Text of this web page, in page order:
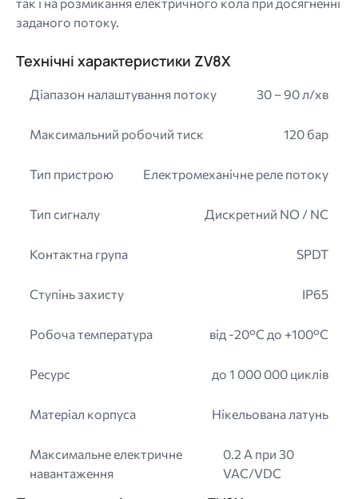
так і на розмикання електричного кола при досягненні
заданого потоку.
Технічні характеристики ZV8X
Діапазон налаштування потоку 30 – 90 л/хв
Максимальний робочий тиск 120 бар
Тип пристрою Електромеханічне реле потоку
Тип сигналу Дискретний NO / NC
Контактна група SPDT
Ступінь захисту IP65
Робоча температура від -20°C до +100°C
Ресурс до 1 000 000 циклів
Матеріал корпуса Нікельована латунь
Максимальне електричне
навантаження
0.2 A при 30
VAC/VDC